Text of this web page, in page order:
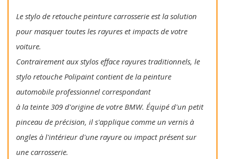
Le stylo de retouche peinture carrosserie est la solution
pour masquer toutes les rayures et impacts de votre
voiture.
Contrairement aux stylos efface rayures traditionnels, le
stylo retouche Polipaint contient de la peinture
automobile professionnel correspondant
à la teinte 309 d'origine de votre BMW. Équipé d'un petit
pinceau de précision, il s'applique comme un vernis à
ongles à l'intérieur d'une rayure ou impact présent sur
une carrosserie.